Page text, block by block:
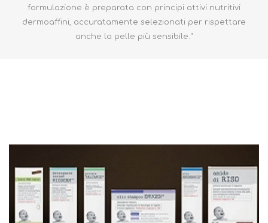
formulazione è preparata con principi attivi nutritivi
dermoaffini, accuratamente selezionati per rispettare
anche la pelle più sensibile."